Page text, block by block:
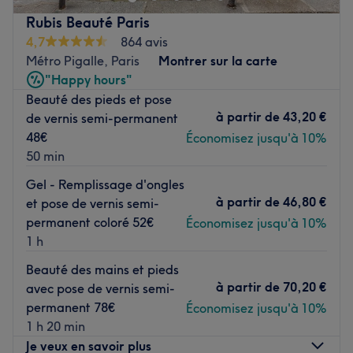
Voir le salon
rapide ou une journée de cocooning, le salon met l'accent
sur les soins et garantit une expérience mémorable.
Transport public le plus proche
Le salon est situé à deux minutes à pied de l'arrêt de bus
Saint-Philippe-du-Roule.
L’équipe
Daotong est ravie de partager son savoir-faire.
Nos coups de cœur :
L’atmosphère : une ambiance conviviale dans un institut
moderne où vous vous sentirez détendu.
les soins du corps.
Voir le salon
Rubis Beauté Paris
4,7
864 avis
Métro Pigalle, Paris
Montrer sur la carte
"Happy hours"
Beauté des pieds et pose
de vernis semi-permanent
48€
50 min
à partir de 43,20 €
Économisez jusqu'à 10%
Gel - Remplissage d'ongles
et pose de vernis semi-
permanent coloré 52€
1 h
à partir de 46,80 €
Économisez jusqu'à 10%
Beauté des mains et pieds
avec pose de vernis semi-
permanent 78€
1 h 20 min
à partir de 70,20 €
Économisez jusqu'à 10%
Je veux en savoir plus